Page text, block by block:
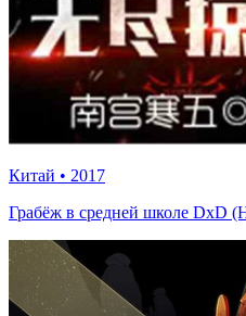
Китай • 2017
Грабёж в средней школе DxD